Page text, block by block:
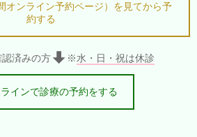
オンライン予約ページ）を見てから予
約する
済みの方 ※水・日・祝は休診
インで診療の予約をする